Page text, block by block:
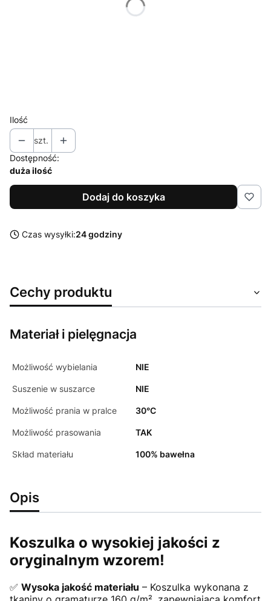
Ilość
szt.
Dostępność:
duża ilość
Dodaj do koszyka
Czas wysyłki:24 godziny
Cechy produktu
Materiał i pielęgnacja
Możliwość wybielania NIE
Suszenie w suszarce NIE
Możliwość prania w pralce 30°C
Możliwość prasowania TAK
Skład materiału 100% bawełna
Opis
Koszulka o wysokiej jakości z
oryginalnym wzorem!
✅ Wysoka jakość materiału – Koszulka wykonana z